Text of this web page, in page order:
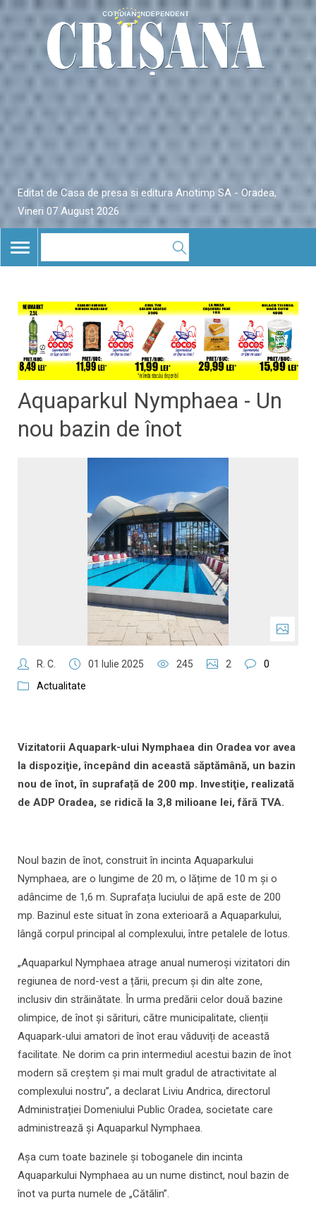
Editat de Casa de presa si editura Anotimp SA - Oradea,
Vineri 07 August 2026
TOGGLE
NAVIGATION
Aquaparkul Nymphaea - Un
nou bazin de înot
R. C. 01 Iulie 2025 245 2
0
Actualitate
Vizitatorii Aquapark-ului Nymphaea din Oradea vor avea
la dispoziţie, începând din această săptămână, un bazin
nou de înot, în suprafață de 200 mp. Investiţie, realizată
de ADP Oradea, se ridică la 3,8 milioane lei, fără TVA.
Noul bazin de înot, construit în incinta Aquaparkului
Nymphaea, are o lungime de 20 m, o lățime de 10 m și o
adâncime de 1,6 m. Suprafața luciului de apă este de 200
mp. Bazinul este situat în zona exterioară a Aquaparkului,
lângă corpul principal al complexului, între petalele de lotus.
„Aquaparkul Nymphaea atrage anual numeroși vizitatori din
regiunea de nord-vest a țării, precum și din alte zone,
inclusiv din străinătate. În urma predării celor două bazine
olimpice, de înot și sărituri, către municipalitate, clienții
Aquapark-ului amatori de înot erau văduviți de această
facilitate. Ne dorim ca prin intermediul acestui bazin de înot
modern să creștem și mai mult gradul de atractivitate al
complexului nostru”, a declarat Liviu Andrica, directorul
Administrației Domeniului Public Oradea, societate care
administrează și Aquaparkul Nymphaea.
Așa cum toate bazinele și toboganele din incinta
Aquaparkului Nymphaea au un nume distinct, noul bazin de
înot va purta numele de „Cătălin”.